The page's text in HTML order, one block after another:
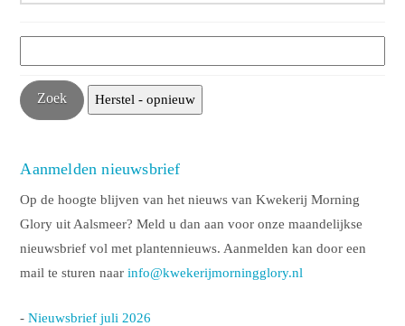
Aanmelden nieuwsbrief
Op de hoogte blijven van het nieuws van Kwekerij Morning
Glory uit Aalsmeer? Meld u dan aan voor onze maandelijkse
nieuwsbrief vol met plantennieuws. Aanmelden kan door een
mail te sturen naarinfo@kwekerijmorningglory.nl
-Nieuwsbrief juli 2026